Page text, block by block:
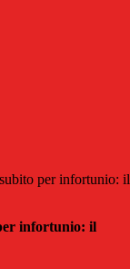
per infortunio: il
infortunio: il